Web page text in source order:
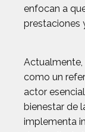
enfocan a
prestaciones
Actualmente,
como un
actor
bienestar de
implementa